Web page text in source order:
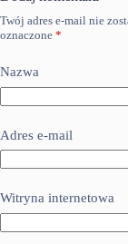
Twój adres e-mail nie
oznaczone *
Nazwa
Adres e-mail
Witryna internetowa